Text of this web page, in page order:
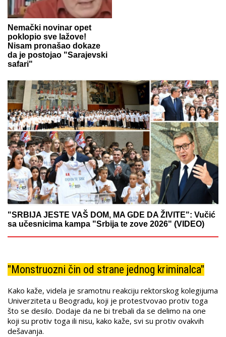
Nemački novinar opet
poklopio sve lažove!
Nisam pronašao dokaze
da je postojao "Sarajevski
safari"
"SRBIJA JESTE VAŠ DOM, MA GDE DA ŽIVITE": Vučić
sa učesnicima kampa "Srbija te zove 2026" (VIDEO)
"Monstruozni čin od strane jednog kriminalca"
Kako kaže, videla je sramotnu reakciju rektorskog kolegijuma
Univerziteta u Beogradu, koji je protestvovao protiv toga
što se desilo. Dodaje da ne bi trebali da se delimo na one
koji su protiv toga ili nisu, kako kaže, svi su protiv ovakvih
dešavanja.